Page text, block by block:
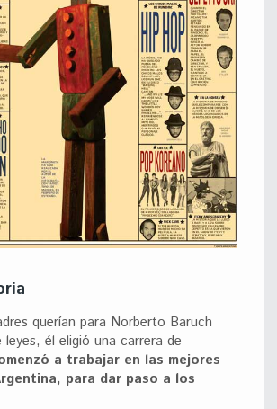
querían para Norberto Baruch
leyes, él eligió una carrera de
a trabajar en las mejores
para dar paso a los